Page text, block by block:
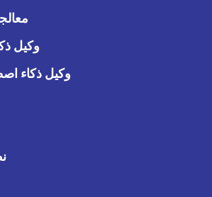
وكيل
وكيل ذكاء